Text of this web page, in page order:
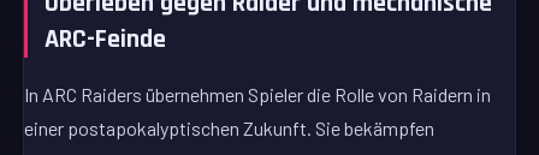
ARC-Feinde
In ARC Raiders übernehmen Spieler die Rolle von Raidern in
einer postapokalyptischen Zukunft. Sie bekämpfen